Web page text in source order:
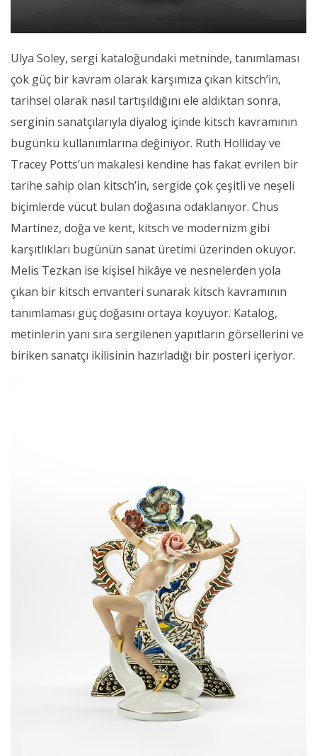
Ulya Soley, sergi kataloğundaki metninde, tanımlaması
çok güç bir kavram olarak karşımıza çıkan kitsch’in,
tarihsel olarak nasıl tartışıldığını ele aldıktan sonra,
serginin sanatçılarıyla diyalog içinde kitsch kavramının
bugünkü kullanımlarına değiniyor. Ruth Holliday ve
Tracey Potts’un makalesi kendine has fakat evrilen bir
tarihe sahip olan kitsch’in, sergide çok çeşitli ve neşeli
biçimlerde vücut bulan doğasına odaklanıyor. Chus
Martinez, doğa ve kent, kitsch ve modernizm gibi
karşıtlıkları bugünün sanat üretimi üzerinden okuyor.
Melis Tezkan ise kişisel hikâye ve nesnelerden yola
çıkan bir kitsch envanteri sunarak kitsch kavramının
tanımlaması güç doğasını ortaya koyuyor. Katalog,
metinlerin yanı sıra sergilenen yapıtların görsellerini ve
biriken sanatçı ikilisinin hazırladığı bir posteri içeriyor.